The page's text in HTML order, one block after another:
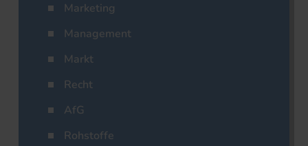
Marketing
Management
Markt
Recht
AfG
Rohstoffe